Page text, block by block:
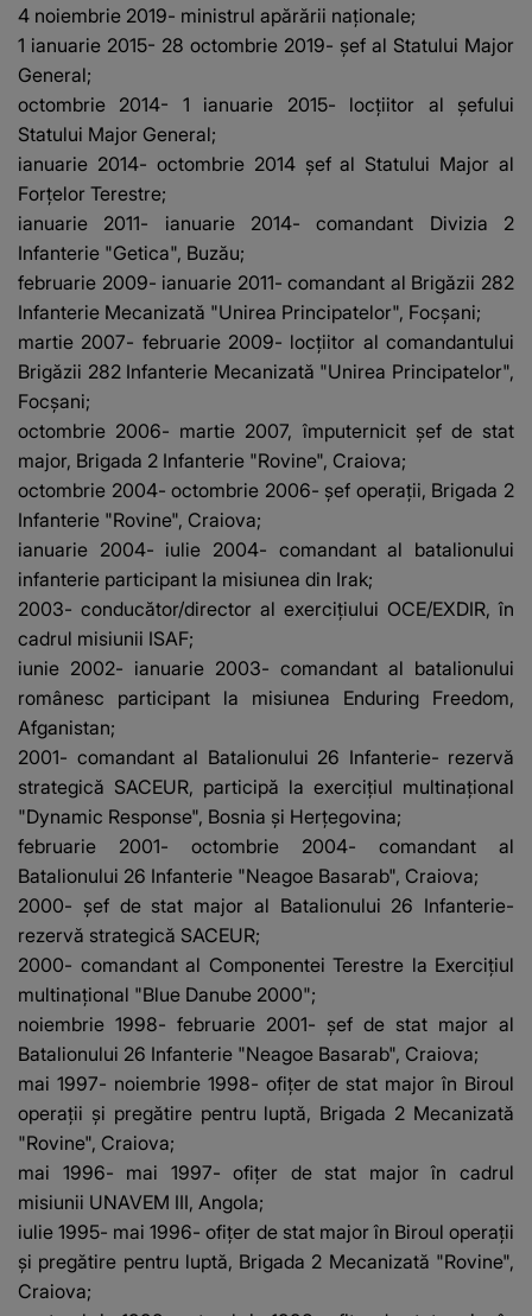
4 noiembrie 2019- ministrul apărării naţionale;
1 ianuarie 2015- 28 octombrie 2019- şef al Statului Major
General;
octombrie 2014- 1 ianuarie 2015- locţiitor al şefului
Statului Major General;
ianuarie 2014- octombrie 2014 şef al Statului Major al
Forţelor Terestre;
ianuarie 2011- ianuarie 2014- comandant Divizia 2
Infanterie "Getica", Buzău;
februarie 2009- ianuarie 2011- comandant al Brigăzii 282
Infanterie Mecanizată "Unirea Principatelor", Focşani;
martie 2007- februarie 2009- locţiitor al comandantului
Brigăzii 282 Infanterie Mecanizată "Unirea Principatelor",
Focşani;
octombrie 2006- martie 2007, împuternicit şef de stat
major, Brigada 2 Infanterie "Rovine", Craiova;
octombrie 2004- octombrie 2006- şef operaţii, Brigada 2
Infanterie "Rovine", Craiova;
ianuarie 2004- iulie 2004- comandant al batalionului
infanterie participant la misiunea din Irak;
2003- conducător/director al exerciţiului OCE/EXDIR, în
cadrul misiunii ISAF;
iunie 2002- ianuarie 2003- comandant al batalionului
românesc participant la misiunea Enduring Freedom,
Afganistan;
2001- comandant al Batalionului 26 Infanterie- rezervă
strategică SACEUR, participă la exerciţiul multinaţional
"Dynamic Response", Bosnia şi Herţegovina;
februarie 2001- octombrie 2004- comandant al
Batalionului 26 Infanterie "Neagoe Basarab", Craiova;
2000- şef de stat major al Batalionului 26 Infanterie-
rezervă strategică SACEUR;
2000- comandant al Componentei Terestre la Exerciţiul
multinaţional "Blue Danube 2000";
noiembrie 1998- februarie 2001- şef de stat major al
Batalionului 26 Infanterie "Neagoe Basarab", Craiova;
mai 1997- noiembrie 1998- ofiţer de stat major în Biroul
operaţii şi pregătire pentru luptă, Brigada 2 Mecanizată
"Rovine", Craiova;
mai 1996- mai 1997- ofiţer de stat major în cadrul
misiunii UNAVEM III, Angola;
iulie 1995- mai 1996- ofiţer de stat major în Biroul operaţii
şi pregătire pentru luptă, Brigada 2 Mecanizată "Rovine",
Craiova;